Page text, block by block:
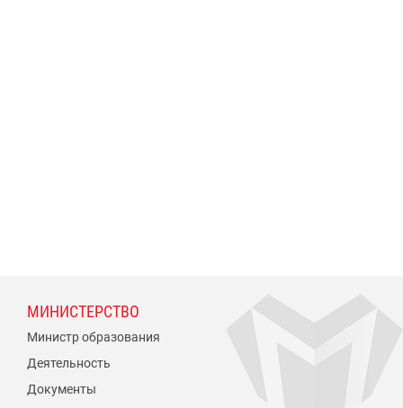
МИНИСТЕРСТВО
Министр образования
Деятельность
Документы